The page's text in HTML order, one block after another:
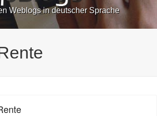
Weblogs in deutscher Sprache